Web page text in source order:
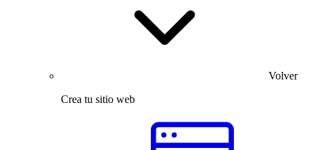
Volver
Crea tu sitio web